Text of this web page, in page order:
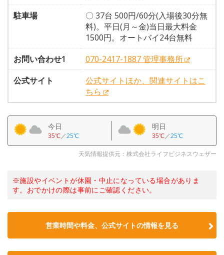
駐車場
〇 37台 500円/60分(入場後30分無
料)。平日(月～金)当日最大料金
1500円。オートバイ24台無料
お問い合わせ1
070-2417-1887 管理事務所
公式サイト
公式サイトほか、関連サイトはこ
ちら
今日
35℃／25℃
明日
35℃／25℃
天気情報提供元：株式会社ライフビジネスウェザー
※施設やイベントが休園・中止になっている場合がありま
す。おでかけの際は事前にご確認ください。
営業時間や料金、公式サイトの情報を見る